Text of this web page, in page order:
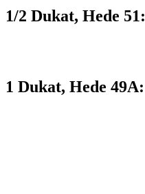
1/2 Dukat, Hede 51:
1 Dukat, Hede 49A: